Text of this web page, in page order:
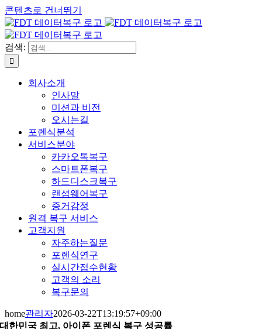
콘텐츠로 건너뛰기
검색:
회사소개
인사말
미션과 비전
오시는길
포렌식분석
서비스분야
카카오톡복구
스마트폰복구
하드디스크복구
랜섬웨어복구
증거감정
원격 복구 서비스
고객지원
자주하는질문
포렌식연구
실시간접수현황
고객의 소리
복구문의
home관리자2026-03-22T13:19:57+09:00
대한민국 최고, 아이폰 포렌식 복구 성공률